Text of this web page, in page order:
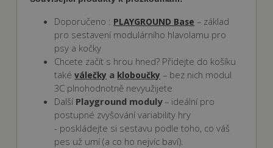
Doporučeno : PLAYGROUND Base – základ
pro sestavení modulárního hlavolamu pro
psy a kočky
Chcete začít s hrou hned? Přidejte do košíku
takéválečky a kloboučky – bez nich modul
3C plnohodnotně nevyužijete
Další Playground moduly– ideální pro
postupné zvyšování variability hry
- poskládejte si sestavu podle toho, co váš
pes už umí (a co ho nejvíc baví).